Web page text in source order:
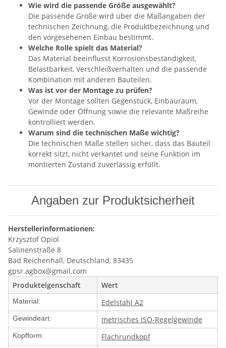
Wie wird die passende Größe ausgewählt?
Die passende Größe wird über die Maßangaben der
technischen Zeichnung, die Produktbezeichnung und
den vorgesehenen Einbau bestimmt.
Welche Rolle spielt das Material?
Das Material beeinflusst Korrosionsbeständigkeit,
Belastbarkeit, Verschleißverhalten und die passende
Kombination mit anderen Bauteilen.
Was ist vor der Montage zu prüfen?
Vor der Montage sollten Gegenstück, Einbauraum,
Gewinde oder Öffnung sowie die relevante Maßreihe
kontrolliert werden.
Warum sind die technischen Maße wichtig?
Die technischen Maße stellen sicher, dass das Bauteil
korrekt sitzt, nicht verkantet und seine Funktion im
montierten Zustand zuverlässig erfüllt.
Angaben zur Produktsicherheit
Herstellerinformationen:
Krzysztof Opiol
Salinenstraße 8
Bad Reichenhall, Deutschland, 83435
gpsr.agbox@gmail.com
Produkteigenschaft
Wert
Material: Edelstahl A2
Gewindeart: metrisches ISO-Regelgewinde
Kopfform: Flachrundkopf